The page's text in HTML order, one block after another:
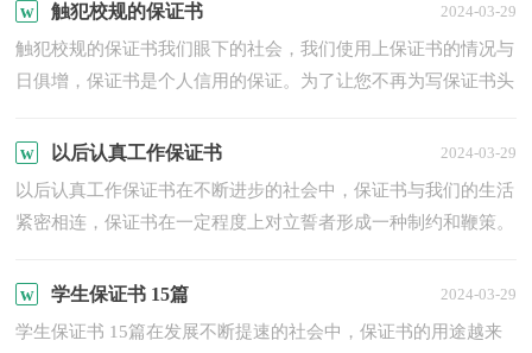
触犯校规的保证书 2024-03-29
触犯校规的保证书我们眼下的社会，我们使用上保证书的情况与
日俱增，保证书是个人信用的保证。为了让您不再为写保证书头
鉴...
以后认真工作保证书 2024-03-29
以后认真工作保证书在不断进步的社会中，保证书与我们的生活
紧密相连，保证书在一定程度上对立誓者形成一种制约和鞭策。
学生保证书 15篇 2024-03-29
学生保证书 15篇在发展不断提速的社会中，保证书的用途越来